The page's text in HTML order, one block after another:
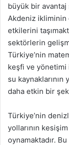
büyük bir avantaj
Akdeniz
etkilerini
sektörlerin
Türkiye’nin
keşfi ve
su
daha etkin bir
Türkiye’nin
yollarının
oynamaktadır.